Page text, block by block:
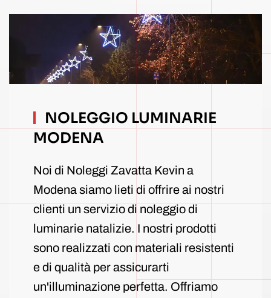
NOLEGGIO LUMINARIE
MODENA
Noi di Noleggi Zavatta Kevin a
Modena siamo lieti di offrire ai nostri
clienti un servizio di noleggio di
luminarie natalizie. I nostri prodotti
sono realizzati con materiali resistenti
e di qualità per assicurarti
un'illuminazione perfetta. Offriamo